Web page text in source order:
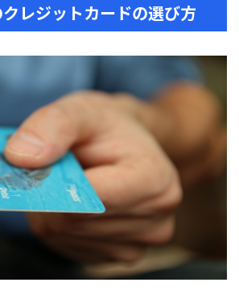
レジットカードの選び方